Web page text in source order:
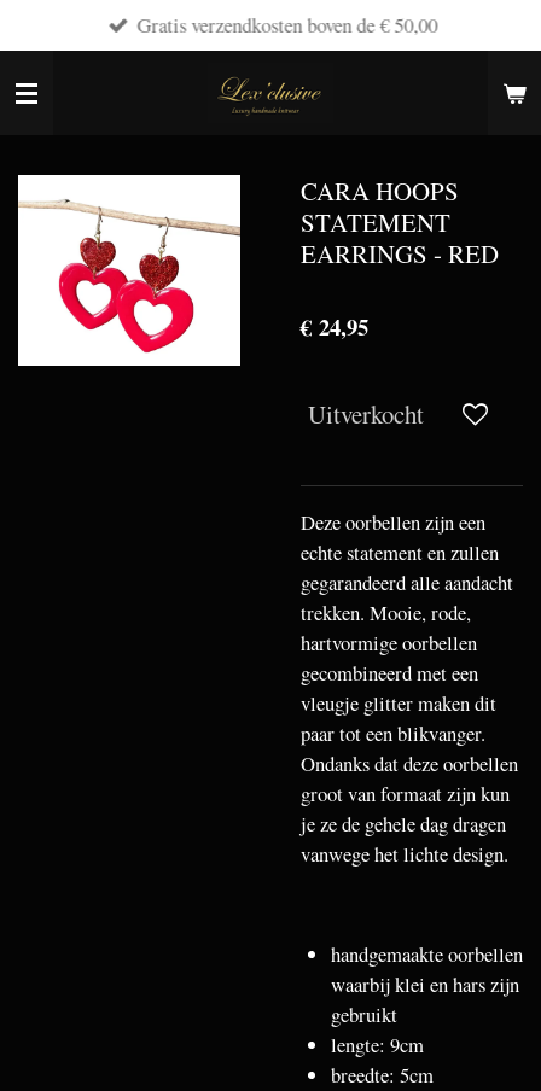
direct
naar
Gratis verzendkosten boven de € 50,00
CARA HOOPS
STATEMENT
EARRINGS - RED
€ 24,95
Uitverkocht
Deze oorbellen zijn een
echte statement en zullen
gegarandeerd alle aandacht
trekken. Mooie, rode,
hartvormige oorbellen
gecombineerd met een
vleugje glitter maken dit
paar tot een blikvanger.
Ondanks dat deze oorbellen
groot van formaat zijn kun
je ze de gehele dag dragen
vanwege het lichte design.
handgemaakte oorbellen
waarbij klei en hars zijn
gebruikt
lengte: 9cm
breedte: 5cm